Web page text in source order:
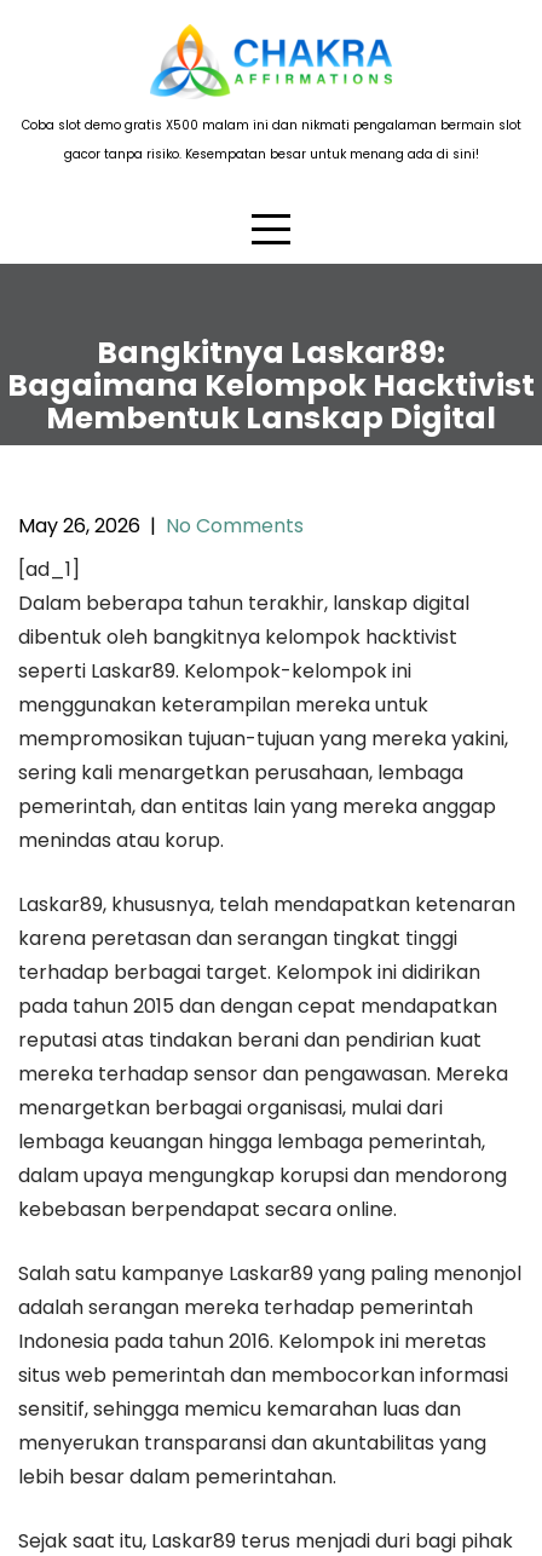
Coba slot demo gratis X500 malam ini dan nikmati pengalaman bermain slot
gacor tanpa risiko. Kesempatan besar untuk menang ada di sini!
Bangkitnya Laskar89:
Bagaimana Kelompok Hacktivist
Membentuk Lanskap Digital
May 26, 2026 | No Comments
[ad_1]
Dalam beberapa tahun terakhir, lanskap digital
dibentuk oleh bangkitnya kelompok hacktivist
seperti Laskar89. Kelompok-kelompok ini
menggunakan keterampilan mereka untuk
mempromosikan tujuan-tujuan yang mereka yakini,
sering kali menargetkan perusahaan, lembaga
pemerintah, dan entitas lain yang mereka anggap
menindas atau korup.
Laskar89, khususnya, telah mendapatkan ketenaran
karena peretasan dan serangan tingkat tinggi
terhadap berbagai target. Kelompok ini didirikan
pada tahun 2015 dan dengan cepat mendapatkan
reputasi atas tindakan berani dan pendirian kuat
mereka terhadap sensor dan pengawasan. Mereka
menargetkan berbagai organisasi, mulai dari
lembaga keuangan hingga lembaga pemerintah,
dalam upaya mengungkap korupsi dan mendorong
kebebasan berpendapat secara online.
Salah satu kampanye Laskar89 yang paling menonjol
adalah serangan mereka terhadap pemerintah
Indonesia pada tahun 2016. Kelompok ini meretas
situs web pemerintah dan membocorkan informasi
sensitif, sehingga memicu kemarahan luas dan
menyerukan transparansi dan akuntabilitas yang
lebih besar dalam pemerintahan.
Sejak saat itu, Laskar89 terus menjadi duri bagi pihak